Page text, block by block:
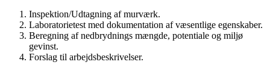
Inspektion/Udtagning af murværk.
Laboratorietest med dokumentation af væsentlige egenskaber.
Beregning af nedbrydnings mængde, potentiale og miljø
gevinst.
Forslag til arbejdsbeskrivelser.